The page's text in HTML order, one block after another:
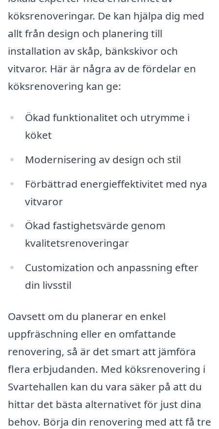
köksrenoveringar. De kan hjälpa dig med
allt från design och planering till
installation av skåp, bänkskivor och
vitvaror. Här är några av de fördelar en
köksrenovering kan ge:
Ökad funktionalitet och utrymme i
köket
Modernisering av design och stil
Förbättrad energieffektivitet med nya
vitvaror
Ökad fastighetsvärde genom
kvalitetsrenoveringar
Customization och anpassning efter
din livsstil
Oavsett om du planerar en enkel
uppfräschning eller en omfattande
renovering, så är det smart att jämföra
flera erbjudanden. Med köksrenovering i
Svartehallen kan du vara säker på att du
hittar det bästa alternativet för just dina
behov. Börja din renovering med att få tre